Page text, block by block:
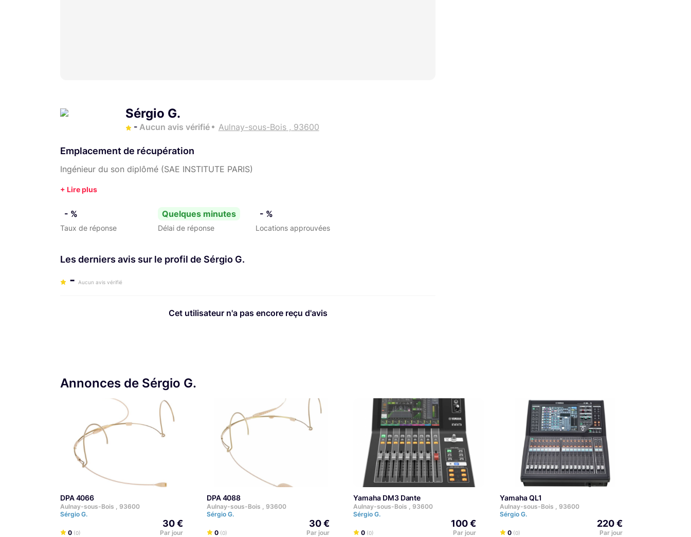
Sérgio G.
- Aucun avis vérifié Aulnay-sous-Bois , 93600
Emplacement de récupération
Ingénieur du son diplômé (SAE INSTITUTE PARIS)
- %
Taux de réponse
Quelques minutes
Délai de réponse
- %
Locations approuvées
Les derniers avis sur le profil de Sérgio G.
- Aucun avis vérifié
Cet utilisateur n'a pas encore reçu d'avis
Annonces de Sérgio G.
DPA 4066
Aulnay-sous-Bois , 93600
Sérgio G.
0 (0)
30 €
Par jour
DPA 4088
Aulnay-sous-Bois , 93600
Sérgio G.
0 (0)
30 €
Par jour
Yamaha DM3 Dante
Aulnay-sous-Bois , 93600
Sérgio G.
0 (0)
100 €
Par jour
Yamaha QL1
Aulnay-sous-Bois , 93600
Sérgio G.
0 (0)
220 €
Par jour